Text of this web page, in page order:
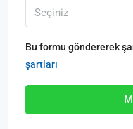
Seçiniz
Bu formu göndererek
şartları